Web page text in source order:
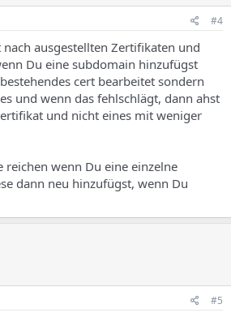
#4
nach ausgestellten Zertifikaten und
Du eine subdomain hinzufügst
cert bearbeitet sondern
und wenn das fehlschlägt, dann ahst
und nicht eines mit weniger
reichen wenn Du eine einzelne
dann neu hinzufügst, wenn Du
#5